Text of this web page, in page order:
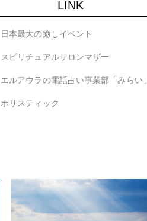
LINK
日本最大の癒しイベント
スピリチュアルサロンマザー
エルアウラの電話占い事業部「みらい」
ホリスティック